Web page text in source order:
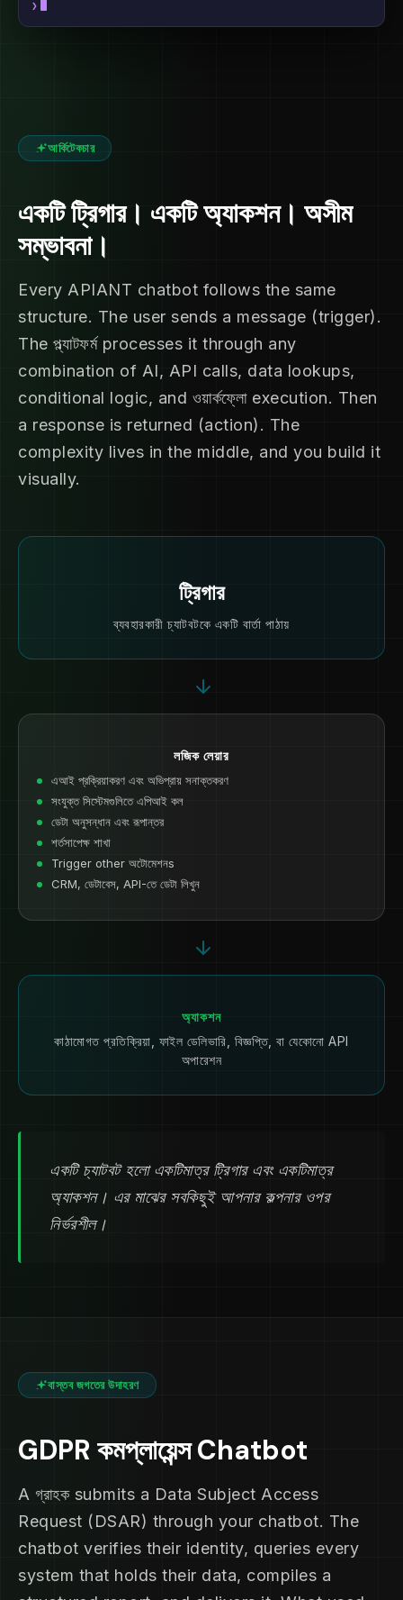
❯
আর্কিটেকচার
একটি ট্রিগার। একটি অ্যাকশন। অসীম
সম্ভাবনা।
Every APIANT chatbot follows the same
structure. The user sends a message (trigger).
The প্ল্যাটফর্ম processes it through any
combination of AI, API calls, data lookups,
conditional logic, and ওয়ার্কফ্লো execution. Then
a response is returned (action). The
complexity lives in the middle, and you build it
visually.
ট্রিগার
ব্যবহারকারী চ্যাটবটকে একটি বার্তা পাঠায়
লজিক লেয়ার
এআই প্রক্রিয়াকরণ এবং অভিপ্রায় সনাক্তকরণ
সংযুক্ত সিস্টেমগুলিতে এপিআই কল
ডেটা অনুসন্ধান এবং রূপান্তর
শর্তসাপেক্ষ শাখা
Trigger other অটোমেশনs
CRM, ডেটাবেস, API-তে ডেটা লিখুন
অ্যাকশন
কাঠামোগত প্রতিক্রিয়া, ফাইল ডেলিভারি, বিজ্ঞপ্তি, বা যেকোনো API
অপারেশন
একটি চ্যাটবট হলো একটিমাত্র ট্রিগার এবং একটিমাত্র
অ্যাকশন। এর মাঝের সবকিছুই আপনার কল্পনার ওপর
নির্ভরশীল।
বাস্তব জগতের উদাহরণ
GDPR কমপ্লায়েন্স Chatbot
A গ্রাহক submits a Data Subject Access
Request (DSAR) through your chatbot. The
chatbot verifies their identity, queries every
system that holds their data, compiles a